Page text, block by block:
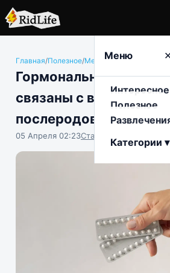
Меню
Интересное
Полезное
Категории ▾
Главная/Полезное/Медицина и здоровье
Гормональные
связаны с высоким
послеродовой
05 Апреля 02:23Станислав Тимонов